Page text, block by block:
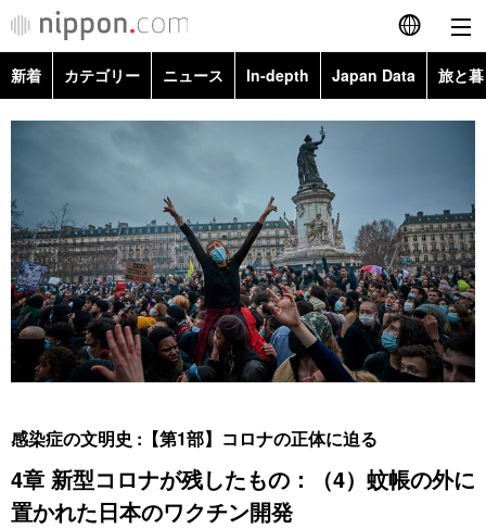
English
Français
Español
العربية
カテゴリー
政治・外交
経済・ビジネス
社会
文化
ニュース
トップ
In-depth
旅と暮らし
動画/Live
新着 カテゴリー ニュース In-depth Japan Data 旅と
政治・外交
国際・海外
社会
文化
スポーツ・東京2020
Topics
People
東京
お知らせ
感染症の文明史 :【第1部】コロナの正体に迫る
4章 新型コロナが残したもの：（4）蚊帳の外に
置かれた日本のワクチン開発